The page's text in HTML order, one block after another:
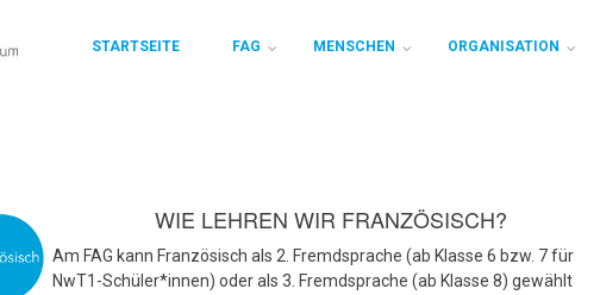
STARTSEITE FAG MENSCHEN ORGANISATION
WIE LEHREN WIR FRANZÖSISCH?
Am FAG kann Französisch als 2. Fremdsprache (ab Klasse 6 bzw. 7 für
NwT1-Schüler*innen) oder als 3. Fremdsprache (ab Klasse 8) gewählt